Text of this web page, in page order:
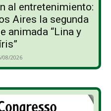
al entretenimiento:
Aires la segunda
animada “Lina y
08/2026